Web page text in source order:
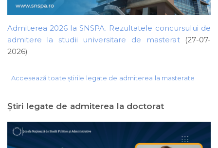
Admiterea 2026 la SNSPA. Rezultatele concursului de
admitere la studii universitare de masterat
(27-07-
2026)
Accesează toate știrile legate de admiterea la masterate
Ştiri legate de admiterea la doctorat